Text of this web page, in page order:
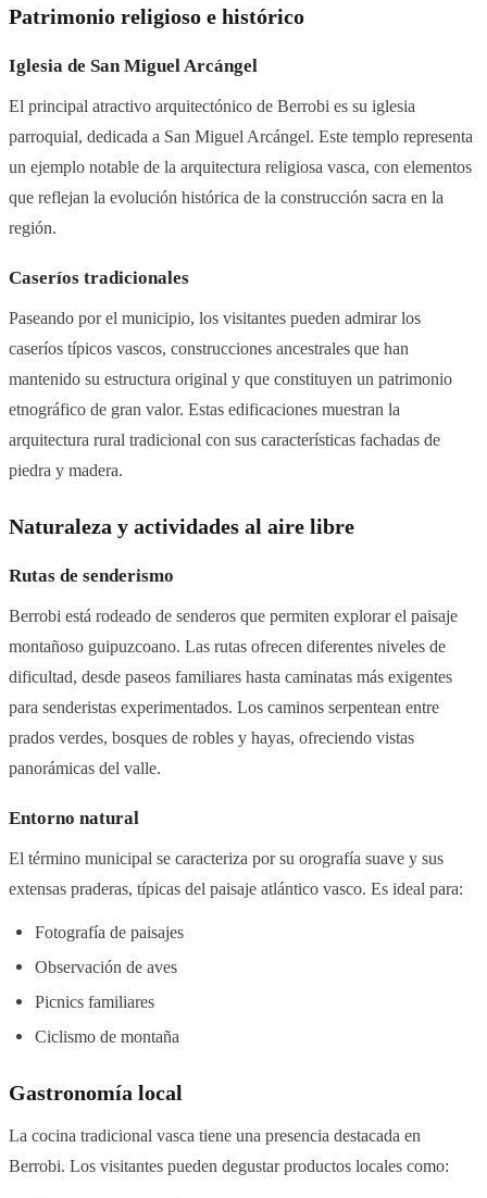
Patrimonio religioso e histórico
Iglesia de San Miguel Arcángel
El principal atractivo arquitectónico de Berrobi es su iglesia
parroquial, dedicada a San Miguel Arcángel. Este templo representa
un ejemplo notable de la arquitectura religiosa vasca, con elementos
que reflejan la evolución histórica de la construcción sacra en la
región.
Caseríos tradicionales
Paseando por el municipio, los visitantes pueden admirar los
caseríos típicos vascos, construcciones ancestrales que han
mantenido su estructura original y que constituyen un patrimonio
etnográfico de gran valor. Estas edificaciones muestran la
arquitectura rural tradicional con sus características fachadas de
piedra y madera.
Naturaleza y actividades al aire libre
Rutas de senderismo
Berrobi está rodeado de senderos que permiten explorar el paisaje
montañoso guipuzcoano. Las rutas ofrecen diferentes niveles de
dificultad, desde paseos familiares hasta caminatas más exigentes
para senderistas experimentados. Los caminos serpentean entre
prados verdes, bosques de robles y hayas, ofreciendo vistas
panorámicas del valle.
Entorno natural
El término municipal se caracteriza por su orografía suave y sus
extensas praderas, típicas del paisaje atlántico vasco. Es ideal para:
Fotografía de paisajes
Observación de aves
Picnics familiares
Ciclismo de montaña
Gastronomía local
La cocina tradicional vasca tiene una presencia destacada en
Berrobi. Los visitantes pueden degustar productos locales como: